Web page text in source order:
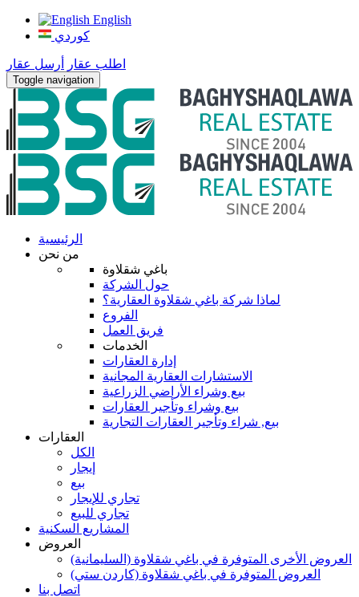
English
كوردي
اطلب عقار أرسل عقار
Toggle navigation
الرئيسية
من نحن
باغي شقلاوة
حول الشركة
لماذا شركة باغي شقلاوة العقارية؟
الفروع
فريق العمل
الخدمات
إدارة العقارات
الاستشارات العقارية المجانية
بيع وشراء الأراضي الزراعية
بيع وشراء وتأجير العقارات
بيع, شراء وتأجير العقارات التجارية
العقارات
الكل
إيجار
بيع
تجاري للإيجار
تجاري للبيع
المشاريع السكنية
العروض
العروض الأخرى المتوفرة في باغي شقلاوة (السليمانية)
العروض المتوفرة في باغي شقلاوة (كاردن ستي)
اتصل بنا